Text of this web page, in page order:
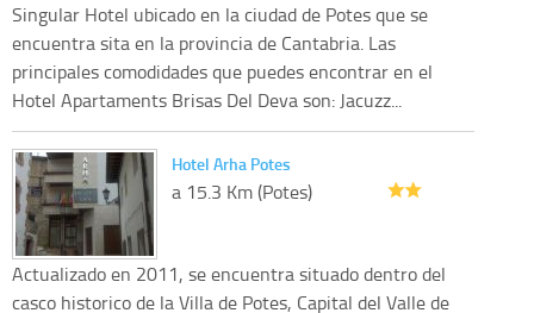
Singular Hotel ubicado en la ciudad de Potes que se
encuentra sita en la provincia de Cantabria. Las
principales comodidades que puedes encontrar en el
Hotel Apartaments Brisas Del Deva son: Jacuzz...
Hotel Arha Potes
a 15.3 Km (Potes)
Actualizado en 2011, se encuentra situado dentro del
casco historico de la Villa de Potes, Capital del Valle de